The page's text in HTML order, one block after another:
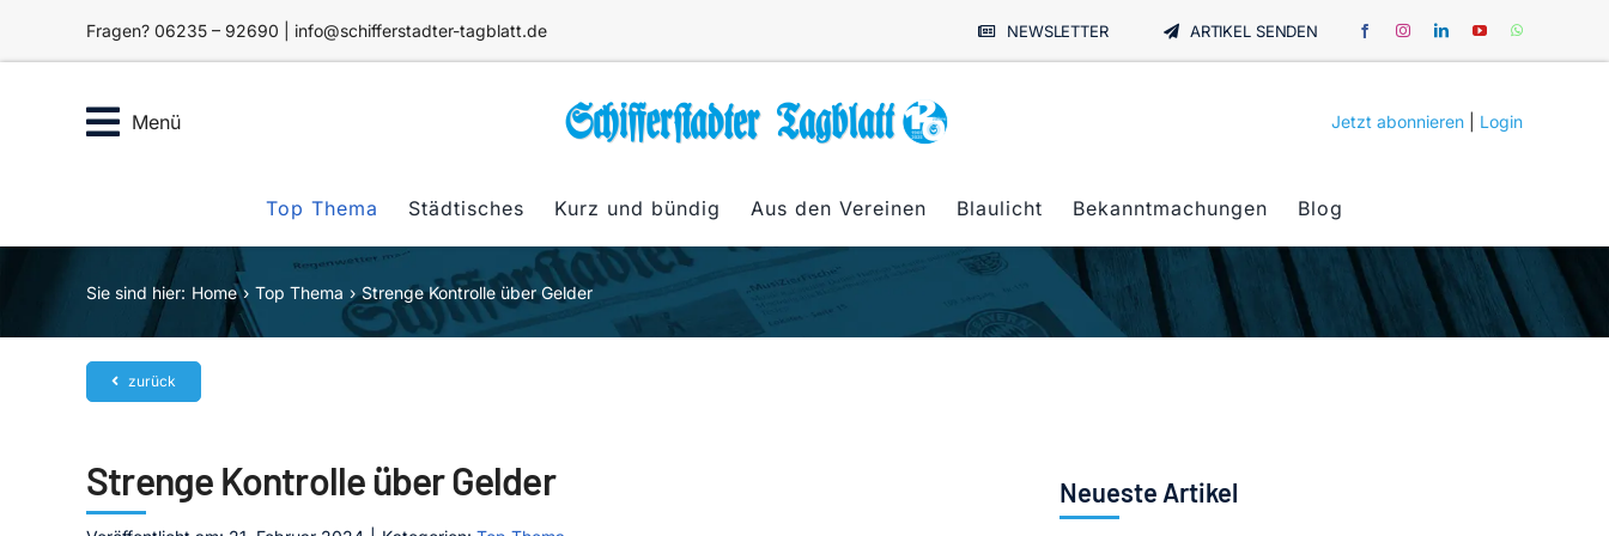
Fragen? 06235 – 92690 | info@schifferstadter-tagblatt.de NEWSLETTER ARTIKEL SENDEN
Menü Jetzt abonnieren Login
Top Thema Städtisches Kurz und bündig Aus den Vereinen Blaulicht Bekanntmachungen Blog
Sie sind hier: Home Top Thema Strenge Kontrolle über Gelder
zurück
Strenge Kontrolle über Gelder Neueste Artikel